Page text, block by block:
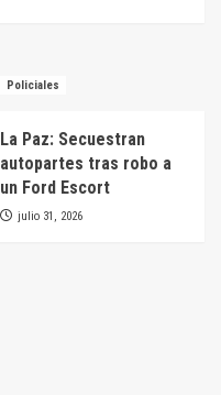
Policiales
La Paz: Secuestran
autopartes tras robo a
un Ford Escort
julio 31, 2026